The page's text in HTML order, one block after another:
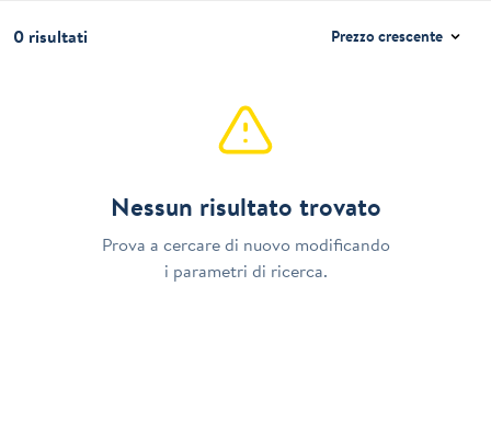
0 risultati Prezzo crescente
Nessun risultato trovato
Prova a cercare di nuovo modificando
i parametri di ricerca.